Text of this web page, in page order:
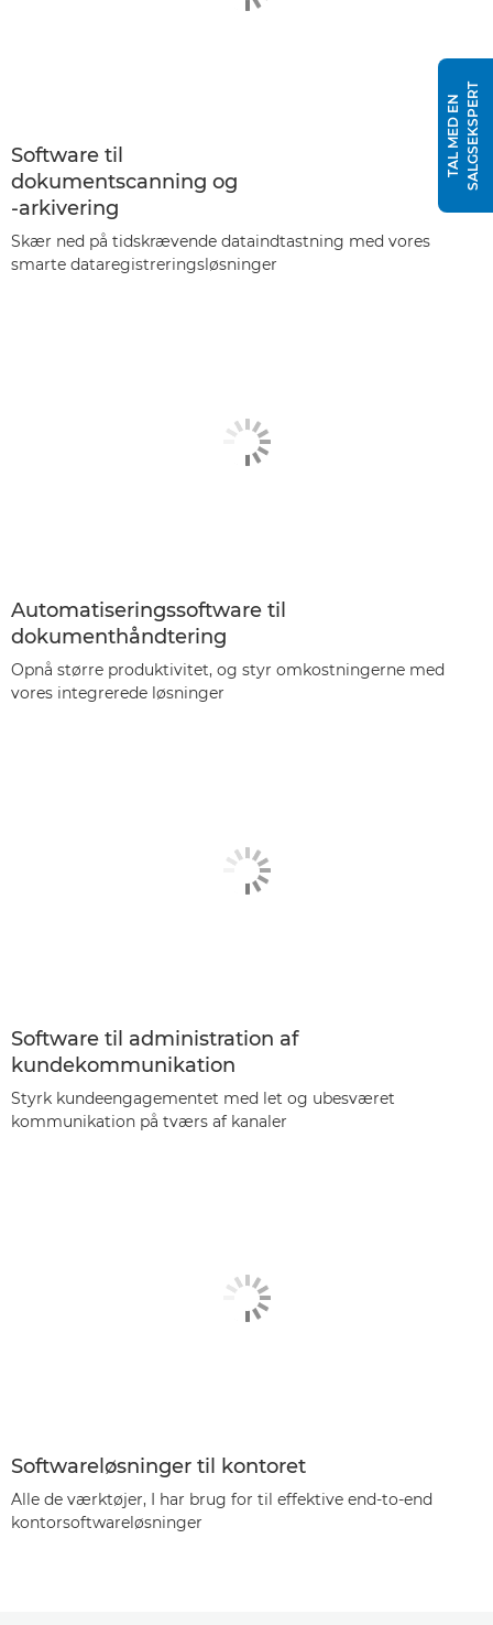
Software til
dokumentscanning og
-arkivering
Skær ned på tidskrævende dataindtastning med vores
smarte dataregistreringsløsninger
Automatiseringssoftware til
dokumenthåndtering
Opnå større produktivitet, og styr omkostningerne med
vores integrerede løsninger
Software til administration af
kundekommunikation
Styrk kundeengagementet med let og ubesværet
kommunikation på tværs af kanaler
Softwareløsninger til kontoret
Alle de værktøjer, I har brug for til effektive end-to-end
kontorsoftwareløsninger
T
A
L
M
E
D
E
N
S
A
L
G
S
E
K
S
P
E
RT